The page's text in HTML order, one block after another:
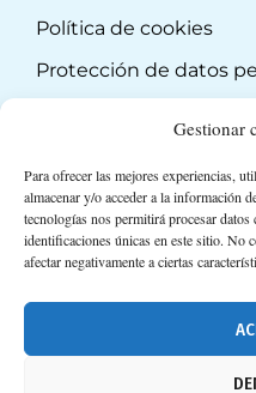
Gestionar
Para ofrecer las mejores experiencias,
almacenar y/o acceder a la información
tecnologías nos permitirá procesar
identificaciones únicas en este sitio. No
afectar negativamente a ciertas
Política de cookies
Protección de datos